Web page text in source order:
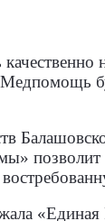
Медпомощь
«Единая